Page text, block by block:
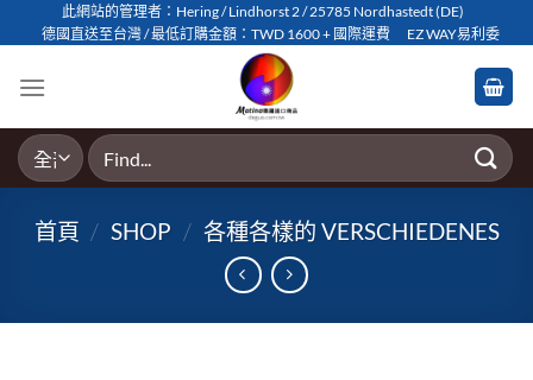
to
此網站的管理者：Hering / Lindhorst 2 / 25785 Nordhastedt (DE)
德國直送至台灣 / 最低訂購金額：TWD 1600 + 國際運費
EZ WAY易利委
搜
尋
鍵
首頁 / SHOP / 各種各樣的 VERSCHIEDENES